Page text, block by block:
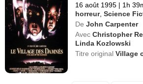
16 août 1995 | 1h
horreur,Science
De John Carpenter
Avec Christopher
Linda Kozlowski
Titre originalVillage